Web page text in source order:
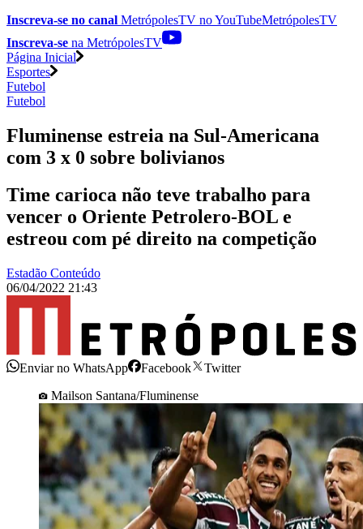
Inscreva-se no canal MetrópolesTV noYouTubeMetrópolesTV
Inscreva-se na MetrópolesTV
Página Inicial
Esportes
Futebol
Futebol
Fluminense estreia na Sul-Americana
com 3 x 0 sobre bolivianos
Time carioca não teve trabalho para
vencer o Oriente Petrolero-BOL e
estreou com pé direito na competição
Estadão Conteúdo
06/04/2022 21:43
Enviar no WhatsApp Facebook
Twitter
Mailson Santana/Fluminense